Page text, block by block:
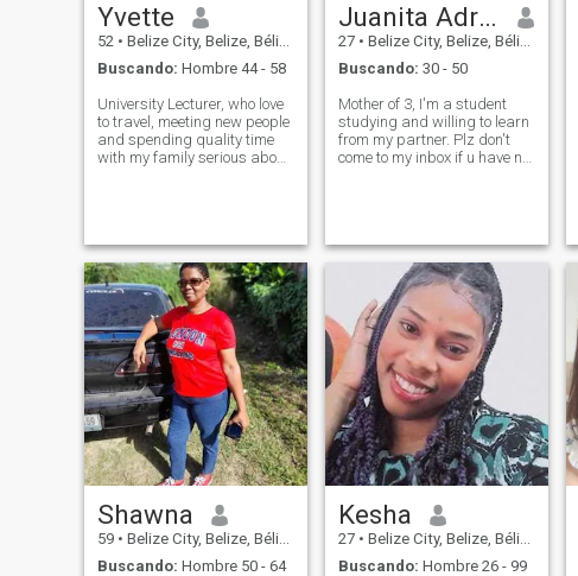
Yvette
52 • Belize City, Belize, Bélize
Buscando: Hombre 44 - 58
University Lecturer, who love
to travel, meeting new people
and spending quality time
with my family serious about
minded and have
Juanita Adriana Roches
27 • Belize City, Belize, Bélize
Buscando: 30 - 50
Mother of 3, I'm a student
studying and willing to learn
from my partner. Plz don't
come to my inbox if u have not
hearing I have 3 kids with
Shawna
59 • Belize City, Belize, Bélize
Buscando: Hombre 50 - 64
Kesha
27 • Belize City, Belize, Bélize
Buscando: Hombre 26 - 99